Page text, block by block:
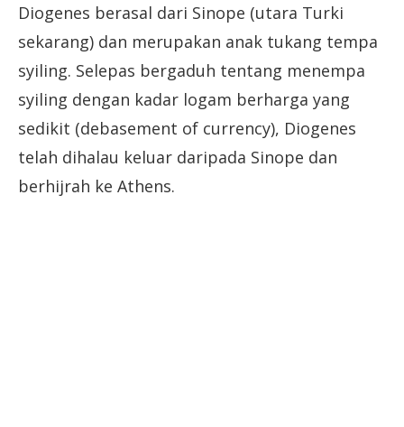
Diogenes berasal dari Sinope (utara Turki
sekarang) dan merupakan anak tukang tempa
syiling. Selepas bergaduh tentang menempa
syiling dengan kadar logam berharga yang
sedikit (debasement of currency), Diogenes
telah dihalau keluar daripada Sinope dan
berhijrah ke Athens.